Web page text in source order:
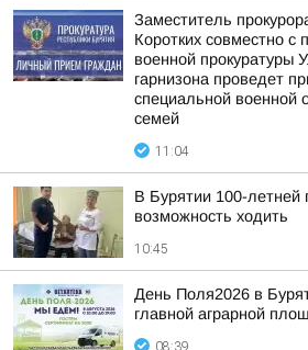
Заместитель
Коротких совместно с
военной прокуратуры
гарнизона проведет
специальной военной
семей
11:04
В Бурятии 100-летней
возможность ходить
10:45
День Поля2026 в
главной аграрной
08:39